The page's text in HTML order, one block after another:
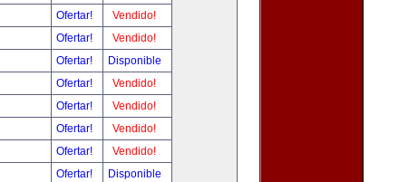
Ofertar!
Vendido!
Ofertar!
Vendido!
Ofertar!
Disponible
Ofertar!
Vendido!
Ofertar!
Vendido!
Ofertar!
Vendido!
Ofertar!
Vendido!
Ofertar!
Disponible